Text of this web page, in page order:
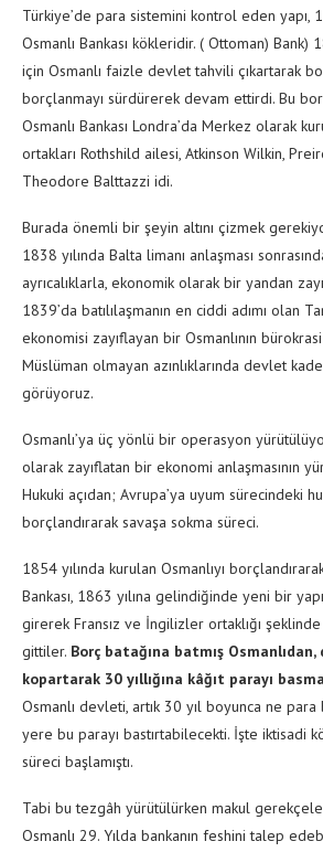
Türkiye’de para sistemini kontrol eden yapı,
Osmanlı Bankası kökleridir. ( Ottoman) Bank)
için Osmanlı faizle devlet tahvili çıkartarak
borçlanmayı sürdürerek devam ettirdi. Bu
Osmanlı Bankası Londra’da Merkez olarak
ortakları Rothshild ailesi, Atkinson Wilkin,
Theodore Balttazzi idi.
Burada önemli bir şeyin altını çizmek
1838 yılında Balta limanı anlaşması
ayrıcalıklarla, ekonomik olarak bir yandan
1839’da batılılaşmanın en ciddi adımı olan
ekonomisi zayıflayan bir Osmanlının
Müslüman olmayan azınlıklarında devlet
görüyoruz.
Osmanlı’ya üç yönlü bir operasyon
olarak zayıflatan bir ekonomi anlaşmasının
Hukuki açıdan; Avrupa’ya uyum sürecindeki
borçlandırarak savaşa sokma süreci.
1854 yılında kurulan Osmanlıyı
Bankası, 1863 yılına gelindiğinde yeni bir
girerek Fransız ve İngilizler ortaklığı
gittiler. Borç batağına batmış
kopartarak 30 yıllığına kâğıt parayı
Osmanlı devleti, artık 30 yıl boyunca ne
yere bu parayı bastırtabilecekti. İşte iktisadi
süreci başlamıştı.
Tabi bu tezgâh yürütülürken makul
Osmanlı 29. Yılda bankanın feshini talep